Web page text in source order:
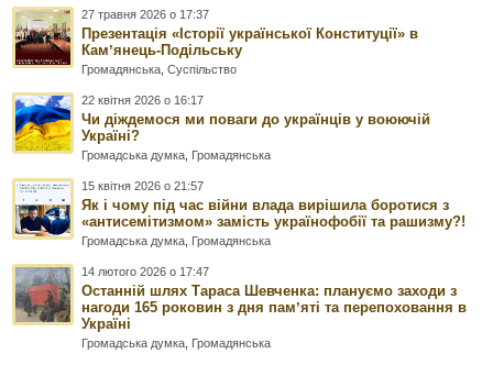
27 травня 2026 о 17:37
Презентація «Історії української Конституції» в
Камʼянець-Подільську
Громадянська ,Суспільство
22 квітня 2026 о 16:17
Чи діждемося ми поваги до українців у воюючій
Україні?
Громадська думка Громадянська
15 квітня 2026 о 21:57
Як і чому під час війни влада вирішила боротися з
«антисемітизмом» замість українофобії та рашизму?!
Громадська думка Громадянська
14 лютого 2026 о 17:47
Останній шлях Тараса Шевченка: плануємо заходи з
нагоди 165 роковин з дня памʼяті та перепоховання в
Україні
Громадська думка Громадянська